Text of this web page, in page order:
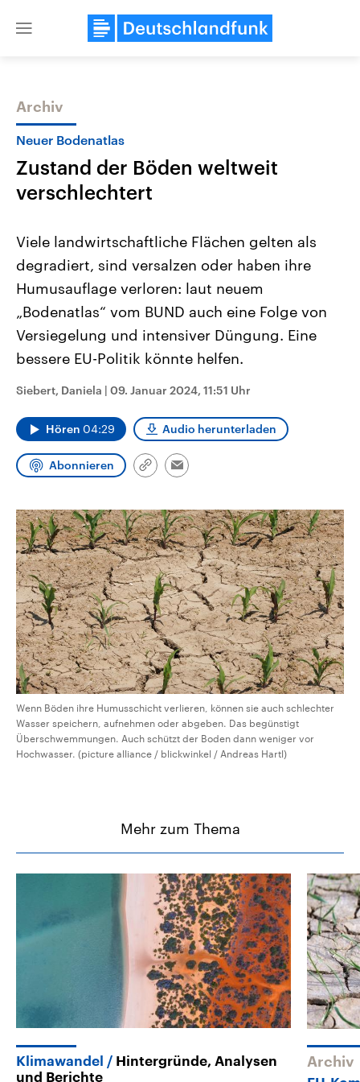
Close
Themen
Landtagswahl Sachsen-Anhalt
2026
Alle Informationen
Sachsen-Anhalt wählt am 6.
September 2026 einen neuen
Landtag. Seit 2021 wird das
Bundesland von einer Koalition aus
Umfragen, Prognosen,
Wahlprogramme, aktuelle Berichte
und Kandidaten der anstehenden
Wahl.
Aktuelle Beiträge,
Hintergründe
Wirtschaftlich und
gehören die Vereinigten
den mächtigsten Ländern
mit großem Einfluss auf
Archiv
Neuer Bodenatlas
Zustand der Böden weltweit
verschlechtert
Viele landwirtschaftliche Flächen gelten als
degradiert, sind versalzen oder haben ihre
Humusauflage verloren: laut neuem
„Bodenatlas“ vom BUND auch eine Folge von
Versiegelung und intensiver Düngung. Eine
bessere EU-Politik könnte helfen.
Siebert, Daniela | 09. Januar 2024, 11:51 Uhr
Hören 04:29 Audio herunterladen
Abonnieren
Link
Email
Wenn Böden ihre Humusschicht verlieren, können sie auch schlechter
Wasser speichern, aufnehmen oder abgeben. Das begünstigt
Überschwemmungen. Auch schützt der Boden dann weniger vor
Hochwasser. (picture alliance / blickwinkel / Andreas Hartl)
Mehr zum Thema
Klimawandel
Hintergründe, Analysen
und Berichte
Archiv